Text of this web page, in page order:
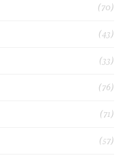
(70)
(43)
(33)
(76)
(71)
(57)